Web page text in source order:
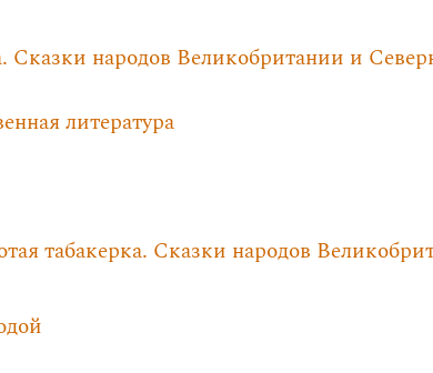
Сказки народов Великобритании и
литература
табакерка. Сказки народов